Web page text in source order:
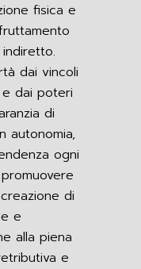
fisica e
dai vincoli
e dai poteri
di
autonomia,
ogni
di
e
alla piena
e